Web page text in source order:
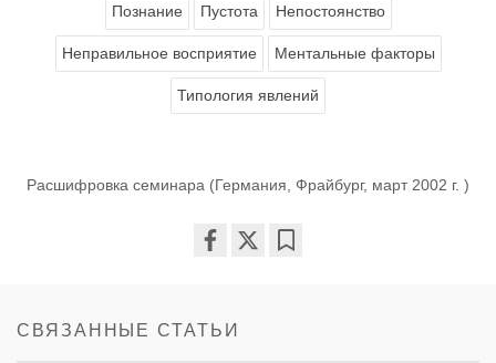
Познание Пустота Непостоянство
Неправильное восприятие Ментальные факторы
Типология явлений
Расшифровка семинара (Германия, Фрайбург, март 2002 г. )
СВЯЗАННЫЕ СТАТЬИ